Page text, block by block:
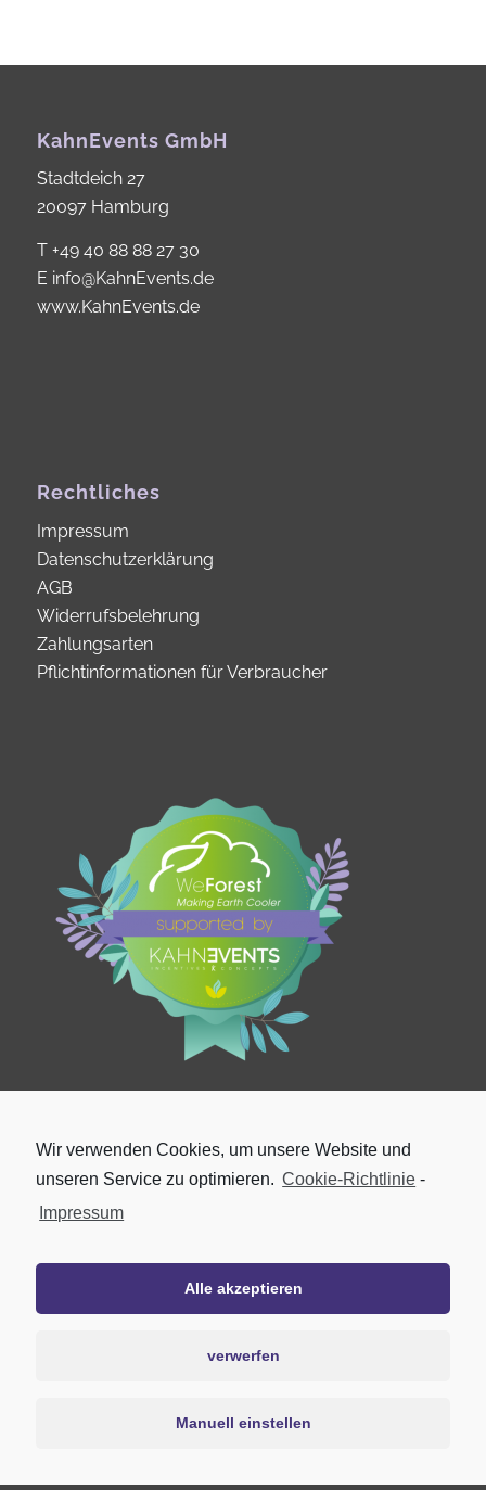
Wir verwenden Cookies, um unsere Website und
unseren Service zu optimieren. Cookie-Richtlinie -
Impressum
Alle akzeptieren
verwerfen
Manuell einstellen
KahnEvents GmbH
Stadtdeich 27
20097 Hamburg
T +49 40 88 88 27 30
E info@KahnEvents.de
www.KahnEvents.de
Rechtliches
Impressum
Datenschutzerklärung
AGB
Widerrufsbelehrung
Zahlungsarten
Pflichtinformationen für Verbraucher